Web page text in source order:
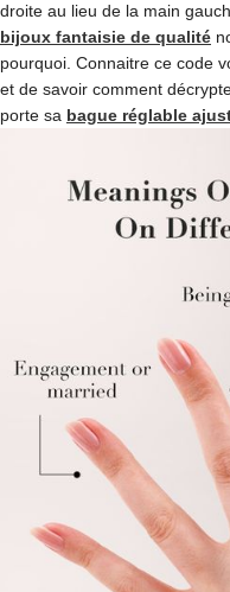
droite au lieu de la main
bijoux fantaisie de qualité
pourquoi. Connaitre ce code
et de savoir comment
porte sa bague réglable